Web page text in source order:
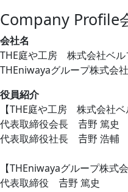
Company Profile
会社名
THE庭や工房 株式会社ベ
THEniwayaグループ株式会社
役員紹介
【THE庭や工房 株式会社
代表取締役会長 𠮷野 篤史
代表取締役社長 𠮷野 浩輔
【THEniwayaグループ株式会
代表取締役 𠮷野 篤史